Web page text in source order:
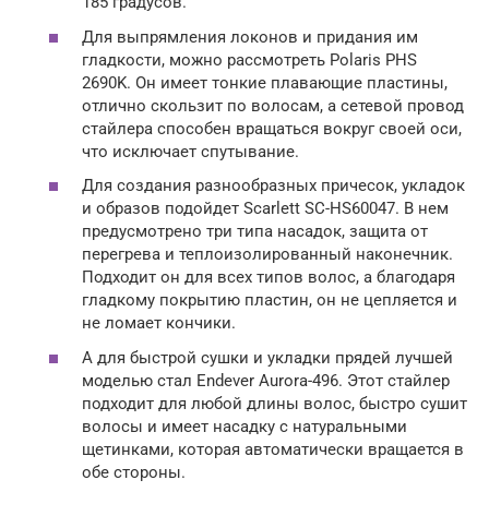
Для выпрямления локонов и придания им
гладкости, можно рассмотреть Polaris PHS
2690K. Он имеет тонкие плавающие пластины,
отлично скользит по волосам, а сетевой провод
стайлера способен вращаться вокруг своей оси,
что исключает спутывание.
Для создания разнообразных причесок, укладок
и образов подойдет Scarlett SC-HS60047. В нем
предусмотрено три типа насадок, защита от
перегрева и теплоизолированный наконечник.
Подходит он для всех типов волос, а благодаря
гладкому покрытию пластин, он не цепляется и
не ломает кончики.
А для быстрой сушки и укладки прядей лучшей
моделью стал Endever Aurora-496. Этот стайлер
подходит для любой длины волос, быстро сушит
волосы и имеет насадку с натуральными
щетинками, которая автоматически вращается в
обе стороны.